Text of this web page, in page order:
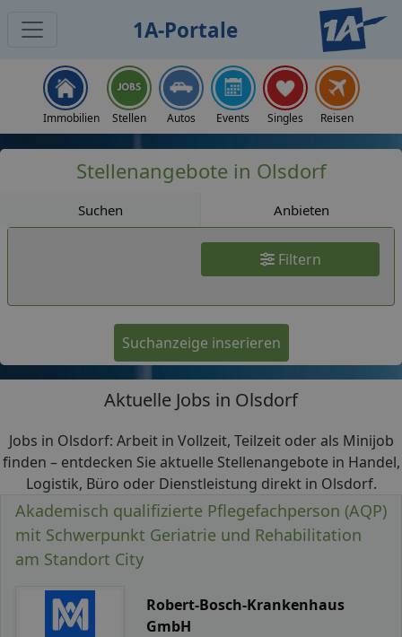
1A-Portale
Immobilien Stellen Autos Events Singles Reisen
Stellenangebote in Olsdorf
Suchen Anbieten
Filtern
Suchanzeige inserieren
Aktuelle Jobs in Olsdorf
Jobs in Olsdorf: Arbeit in Vollzeit, Teilzeit oder als Minijob
finden – entdecken Sie aktuelle Stellenangebote in Handel,
Logistik, Büro oder Dienstleistung direkt in Olsdorf.
Akademisch qualifizierte Pflegefachperson (AQP)
mit Schwerpunkt Geriatrie und Rehabilitation
am Standort City
Robert-Bosch-Krankenhaus
GmbH